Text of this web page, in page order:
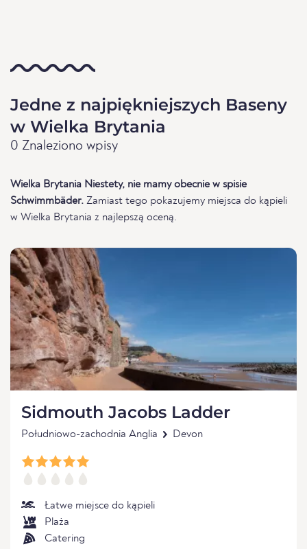
Jedne z najpiękniejszych Baseny
w Wielka Brytania
0 Znaleziono wpisy
Wielka Brytania Niestety, nie mamy obecnie w spisie
Schwimmbäder. Zamiast tego pokazujemy miejsca do kąpieli
w Wielka Brytania z najlepszą oceną.
Sidmouth Jacobs Ladder
Południowo-zachodnia Anglia Devon
Łatwe miejsce do kąpieli
Plaża
Catering